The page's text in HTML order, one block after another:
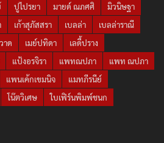
ปูไปรยา มายด์ ณภศศิ
มิวนิษฐา
เก้าสุภัสสรา เบลล่า
เบลล่าราณี
าด เมย์ปทิดา
เลดี้ปราง
แป้งอรจิรา แพทณปภา
แพท ณปภา
แพนเค้กเขมนิจ
แมทภีรนีย์
โน๊ตวิเศษ
ใบเฟิร์นพิมพ์ชนก